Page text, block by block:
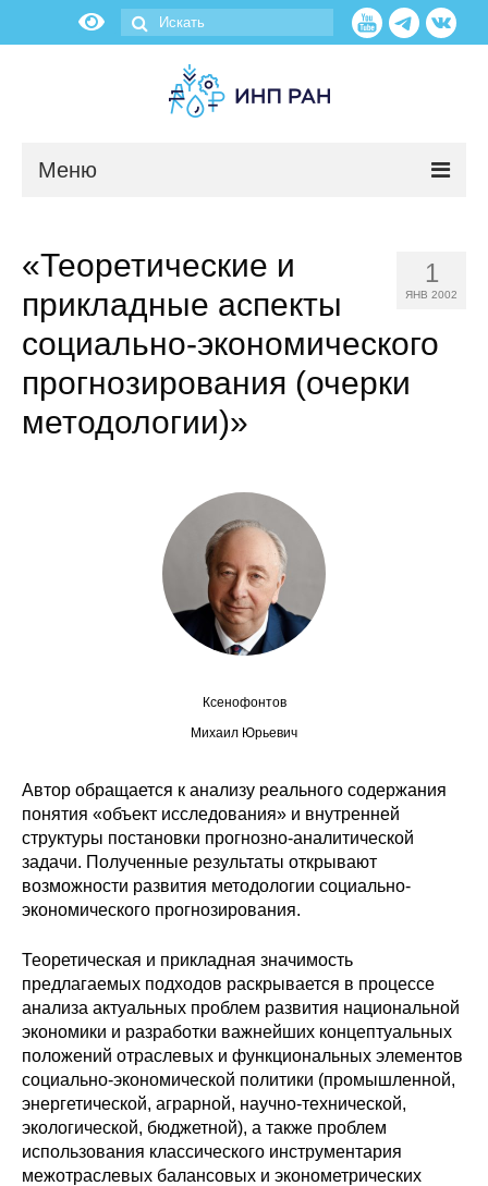
Меню
Об институте
Научные подразделения
Администрация
Отчетность
Противодействие коррупции
Материалы для СМИ
Издания
Проблемы прогнозирования
О журнале
Номера журналов
Редакционная этика
Информация для авторов
Общие требования
Стандарты оформления
1
ЯНВ 2002
«Теоретические и
прикладные аспекты
социально-экономического
прогнозирования (очерки
методологии)»
Ксенофонтов
Михаил Юрьевич
Автор обращается к анализу реального содержания
понятия «объект исследования» и внутренней
структуры постановки прогнозно-аналитической
задачи. Полученные результаты открывают
возможности развития методологии социально-
экономического прогнозирования.
Теоретическая и прикладная значимость
предлагаемых подходов раскрывается в процессе
анализа актуальных проблем развития национальной
экономики и разработки важнейших концептуальных
положений отраслевых и функциональных элементов
социально-экономической политики (промышленной,
энергетической, аграрной, научно-технической,
экологической, бюджетной), а также проблем
использования классического инструментария
межотраслевых балансовых и эконометрических